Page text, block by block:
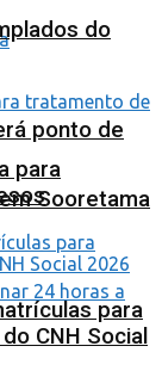
ponto de
Sooretama
do
para
para
CNH Social